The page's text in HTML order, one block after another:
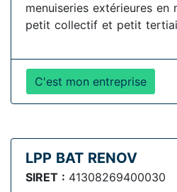
menuiseries extérieures en
petit collectif et petit
C'est mon entreprise
LPP BAT RENOV
SIRET : 41308269400030